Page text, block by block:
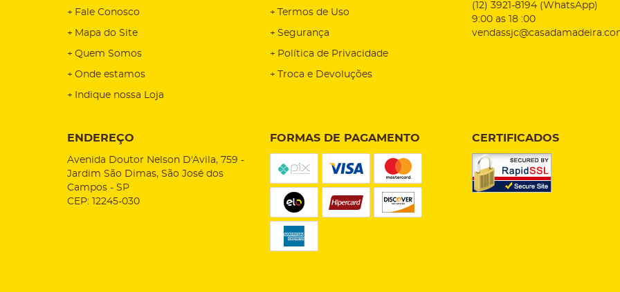
Fale Conosco
Mapa do Site
Quem Somos
Onde estamos
Indique nossa Loja
Termos de Uso
Segurança
Política de Privacidade
Troca e Devoluções
(12) 3921-8194 (WhatsApp)
9:00 as 18 :00
ENDEREÇO
Avenida Doutor Nelson D'Avila, 759 -
Jardim São Dimas, São José dos
Campos - SP
CEP: 12245-030
FORMAS DE PAGAMENTO CERTIFICADOS